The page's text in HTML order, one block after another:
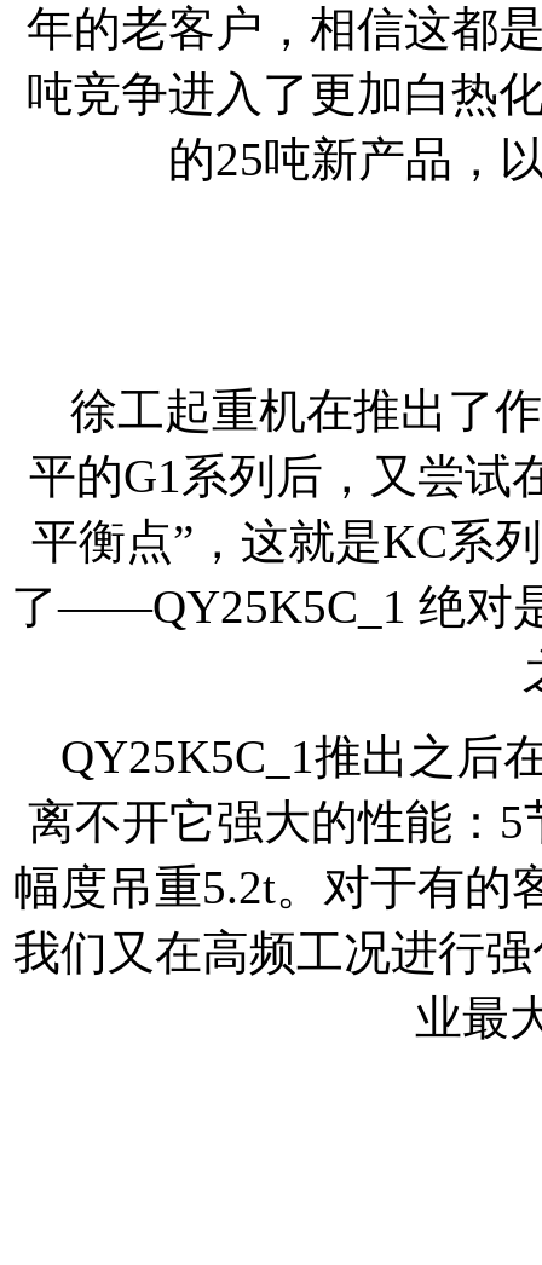
年的老客户，相信这都
吨竞争进入了更加白热
的25吨新产品，
徐工起重机在推出了
平的G1系列后，又尝试
平衡点”，这就是KC系
了——QY25K5C_1 绝对
QY25K5C_1推出之后
离不开它强大的性能：5
幅度吊重5.2t。对于有的
我们又在高频工况进行
业最